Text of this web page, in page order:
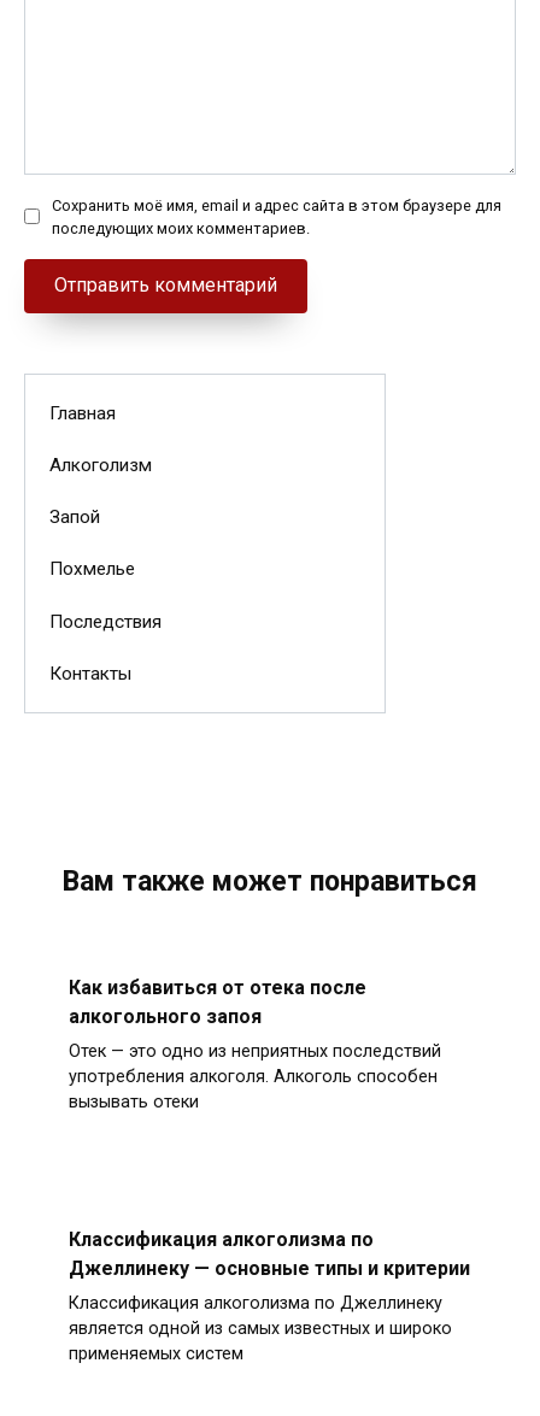
Сохранить моё имя, email и адрес сайта в этом браузере для
последующих моих комментариев.
Главная
Алкоголизм
Запой
Похмелье
Последствия
Контакты
Вам также может понравиться
Как избавиться от отека после
алкогольного запоя
Отек — это одно из неприятных последствий
употребления алкоголя. Алкоголь способен
вызывать отеки
Классификация алкоголизма по
Джеллинеку — основные типы и критерии
Классификация алкоголизма по Джеллинеку
является одной из самых известных и широко
применяемых систем